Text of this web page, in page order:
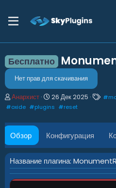
Бесплатно
Нет прав для скачивания
А
в
о
р
Анархист
Д
а
а
о
з
д
а
н
26 Дек 2025
Т
и
#
#oxide #plugins #reset
Обзор Конфигурация
Название плагина: